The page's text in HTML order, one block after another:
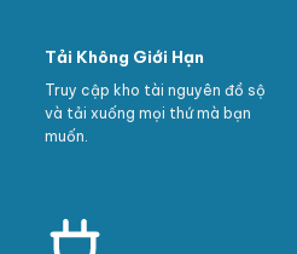
Tải Không Giới Hạn
Truy cập kho tài nguyên đồ sộ
và tải xuống mọi thứ mà bạn
muốn.